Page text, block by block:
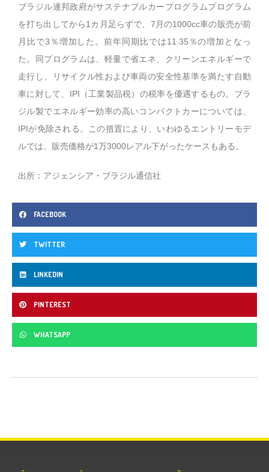
ブラジル連邦政府がサステナブルカープログラムプログラム
を打ち出してから1カ月足らずで、7月の1000cc車の販売が前
月比で3％増加した。前年同期比では11.35％の増加となっ
た。同プログラムは、軽量で省エネ、クリーンエネルギーで
走行し、リサイクル性および車両の安全性基準を満たす自動
車に対して、IPI（工業製品税）の税率を優遇するもの。ブラ
ジル製でエネルギー効率の高いコンパクトカーについては、
IPIが免除される。この措置により、いわゆるエントリーモデ
ルでは、販売価格が1万3000レアル下がったケースもある。
出所：アジェンシア・ブラジル通信社
FACEBOOK
TWITTER
LINKEDIN
PINTEREST
WHATSAPP